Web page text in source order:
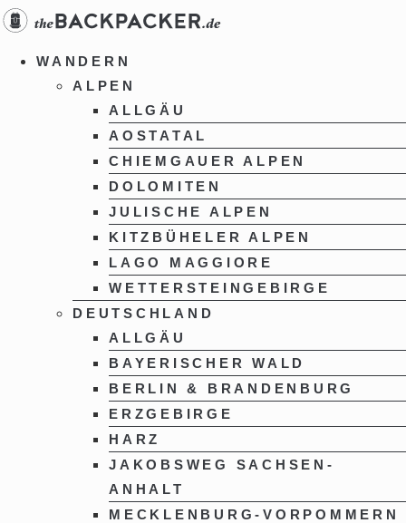
Zum
Inhalt
springenWANDERN
ALPEN
ALLGÄU
AOSTATAL
CHIEMGAUER ALPEN
DOLOMITEN
JULISCHE ALPEN
KITZBÜHELER ALPEN
LAGO MAGGIORE
WETTERSTEINGEBIRGE
DEUTSCHLAND
ALLGÄU
BAYERISCHER WALD
BERLIN & BRANDENBURG
ERZGEBIRGE
HARZ
JAKOBSWEG SACHSEN-
ANHALT
MECKLENBURG-VORPOMMERN